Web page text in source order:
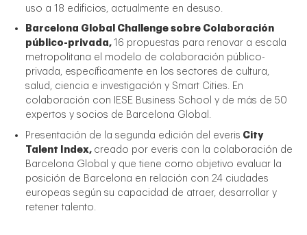
uso a 18 edificios, actualmente en desuso.
Barcelona Global Challenge sobre Colaboración
público-privada, 16 propuestas para renovar a escala
metropolitana el modelo de colaboración público-
privada, específicamente en los sectores de cultura,
salud, ciencia e investigación y Smart Cities. En
colaboración con IESE Business School y de más de 50
expertos y socios de Barcelona Global.
Presentación de la segunda edición del everis City
Talent Index, creado por everis con la colaboración de
Barcelona Global y que tiene como objetivo evaluar la
posición de Barcelona en relación con 24 ciudades
europeas según su capacidad de atraer, desarrollar y
retener talento.